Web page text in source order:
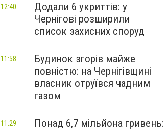
Додали 6 укриттів: у
Чернігові розширили
список захисних споруд
12:40
Будинок згорів майже
повністю: на Чернігівщині
власник отруївся чадним
газом
11:58
Понад 6,7 мільйона гривень:
11:29